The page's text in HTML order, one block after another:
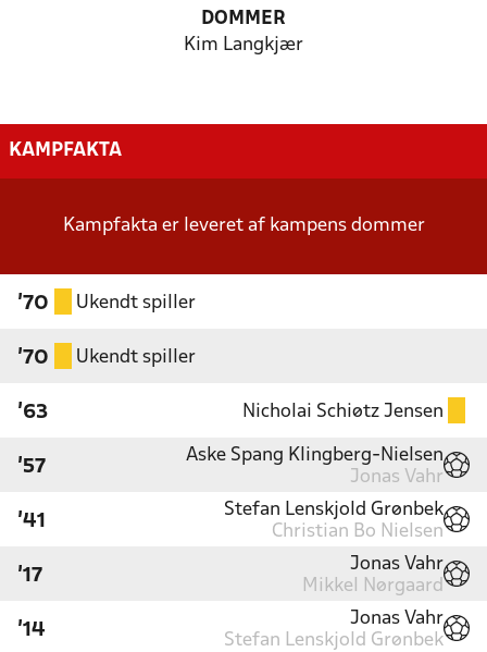
DOMMER
Kim Langkjær
KAMPFAKTA
Kampfakta er leveret af kampens dommer
'70 Ukendt spiller
'70 Ukendt spiller
'63 Nicholai Schiøtz Jensen
'57
Aske Spang Klingberg-Nielsen
Jonas Vahr
'41
Stefan Lenskjold Grønbek
Christian Bo Nielsen
'17
Jonas Vahr
Mikkel Nørgaard
'14
Jonas Vahr
Stefan Lenskjold Grønbek